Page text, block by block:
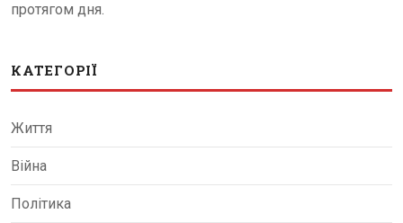
протягом дня.
КАТЕГОРІЇ
Життя
Війна
Політика